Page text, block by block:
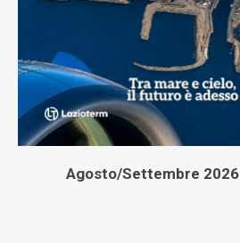
Agosto/Settembre 2026